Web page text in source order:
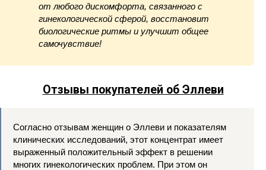
от любого дискомфорта, связанного с
гинекологической сферой, восстановит
биологические ритмы и улучшит общее
самочувствие!
Отзывы покупателей об Эллеви
Согласно отзывам женщин о Эллеви и показателям
клинических исследований, этот концентрат имеет
выраженный положительный эффект в решении
многих гинекологических проблем. При этом он